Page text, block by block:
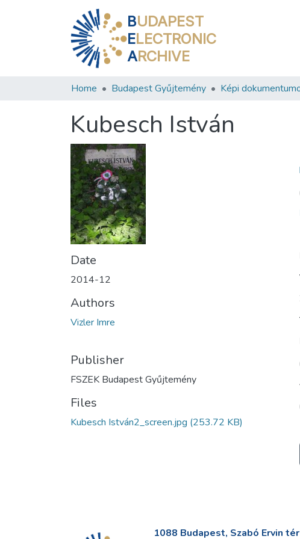
BUDAPEST
ELECTRONIC
ARCHIVE
Home Budapest Gyűjtemény Képi
Kubesch István
Date
2014-12
Authors
Vizler Imre
Publisher
FSZEK Budapest Gyűjtemény
Files
Kubesch István2_screen.jpg (253.72 KB)
1088 Budapest, Szabó Ervin